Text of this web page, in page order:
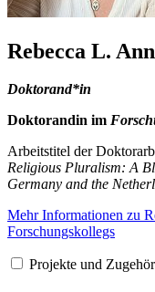
Rebecca L.
Doktorand*in
Doktorandin im
Arbeitstitel der
Religious Pluralism: A
Germany and the
Mehr Informationen zu
Forschungskollegs
Projekte und